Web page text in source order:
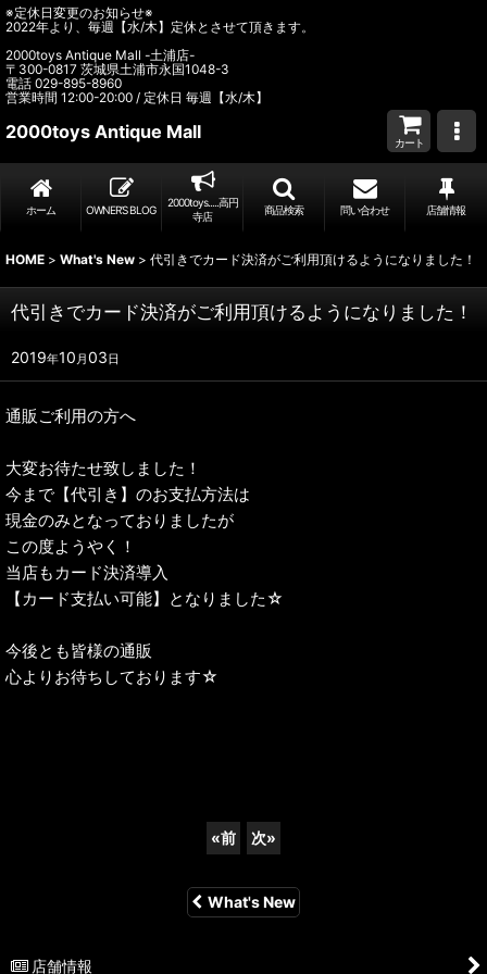
※定休日変更のお知らせ※
2022年より、毎週【水/木】定休とさせて頂きます。
2000toys Antique Mall -土浦店-
〒300-0817 茨城県土浦市永国1048-3
電話 029-895-8960
営業時間 12:00-20:00 / 定休日 毎週【水/木】
2000toys Antique Mall
カート
ホーム OWNER’S BLOG
2000toys.....高円
寺店
商品検索 問い合わせ 店舗情報
HOME > What's New > 代引きでカード決済がご利用頂けるようになりました！
代引きでカード決済がご利用頂けるようになりました！
2019年10 月03日
通販ご利用の方へ
大変お待たせ致しました！
今まで【代引き】のお支払方法は
現金のみとなっておりましたが
この度ようやく！
当店もカード決済導入
【カード支払い可能】となりました☆
今後とも皆様の通販
心よりお待ちしております☆
«前 次»
What's New
店舗情報